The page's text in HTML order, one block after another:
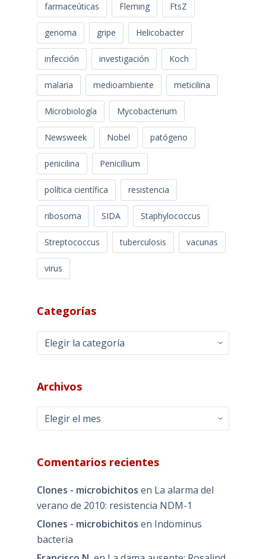
farmaceúticas Fleming FtsZ
genoma gripe Helicobacter
infección investigación Koch
malaria medioambiente meticilina
Microbiología Mycobacterium
Newsweek Nobel patógeno
penicilina Penicillium
política científica resistencia
ribosoma SIDA Staphylococcus
Streptococcus tuberculosis vacunas
virus
Categorías
Categorías
Archivos
Archivos
Comentarios recientes
Clones - microbichitos en La alarma del
verano de 2010: resistencia NDM-1
Clones - microbichitos en Indominus
bacteria